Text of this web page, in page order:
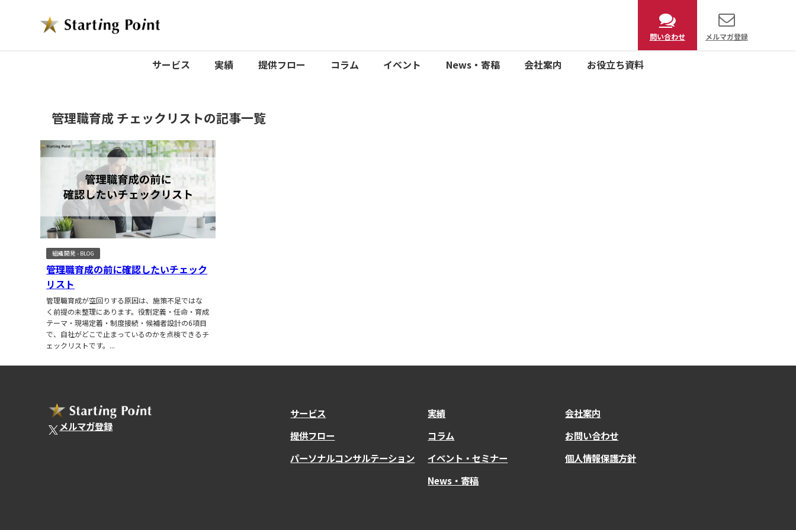
問い合わせ メルマガ登録
サービス 実績 提供フロー コラム イベント News・寄稿 会社案内 お役立ち資料
管理職育成 チェックリストの記事一覧
組織開発 - BLOG
管理職育成の前に確認したいチェック
リスト
管理職育成が空回りする原因は、施策不足ではな
く前提の未整理にあります。役割定義・任命・育成
テーマ・現場定着・制度接続・候補者設計の6項目
で、自社がどこで止まっているのかを点検できるチ
ェックリストです。...
メルマガ登録
サービス
提供フロー
パーソナルコンサルテーション
実績
コラム
イベント・セミナー
News・寄稿
会社案内
お問い合わせ
個人情報保護方針